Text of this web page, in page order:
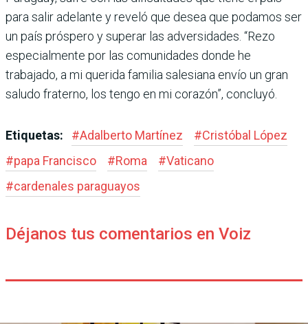
para salir adelante y reveló que desea que podamos ser
un país próspero y superar las adversidades. “Rezo
especialmente por las comunidades donde he
trabajado, a mi querida familia salesiana envío un gran
saludo fraterno, los tengo en mi corazón”, concluyó.
Etiquetas: #Adalberto Martínez #Cristóbal López
#papa Francisco #Roma #Vaticano
#cardenales paraguayos
Déjanos tus comentarios en Voiz